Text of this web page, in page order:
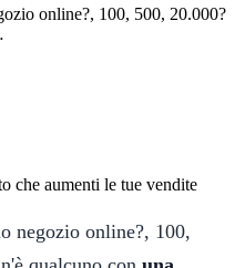
online?, 100, 500, 20.000?
negozio online?, 100,